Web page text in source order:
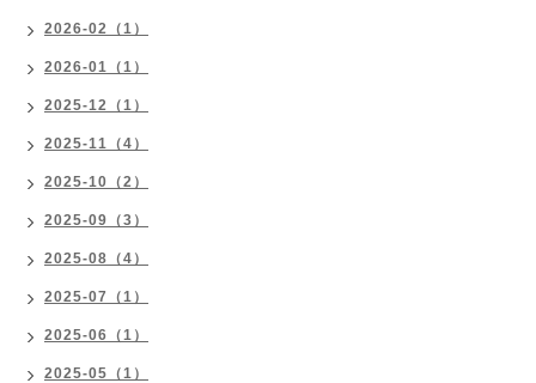
2026-02（1）
2026-01（1）
2025-12（1）
2025-11（4）
2025-10（2）
2025-09（3）
2025-08（4）
2025-07（1）
2025-06（1）
2025-05（1）